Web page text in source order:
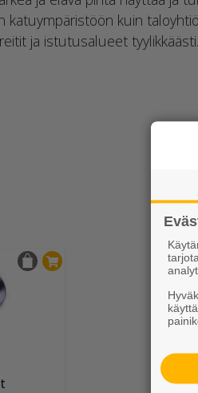
katuympäristöön kuin
ja istutusalueet tyylikkäästi.